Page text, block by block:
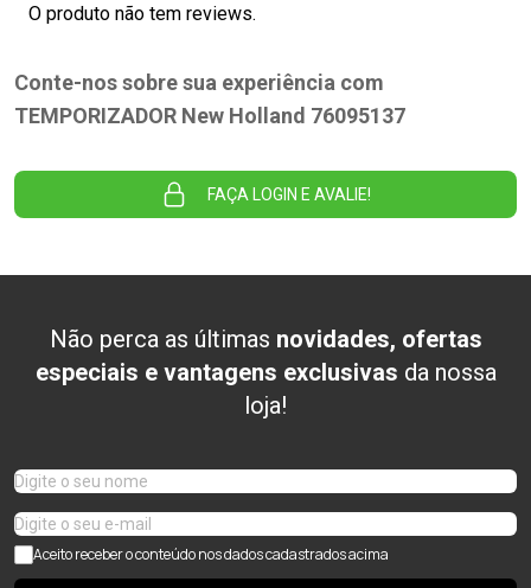
O produto não tem reviews.
Conte-nos sobre sua experiência com
TEMPORIZADOR New Holland 76095137
FAÇA LOGIN E AVALIE!
Não perca as últimas novidades, ofertas
especiais e vantagens exclusivas da nossa
loja!
Aceito receber o conteúdo nos dados cadastrados acima